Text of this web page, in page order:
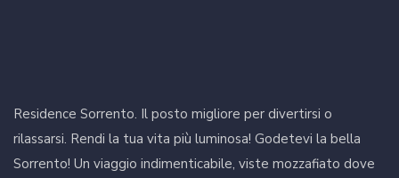
Residence Sorrento. Il posto migliore per divertirsi o
rilassarsi. Rendi la tua vita più luminosa! Godetevi la bella
Sorrento! Un viaggio indimenticabile, viste mozzafiato dove